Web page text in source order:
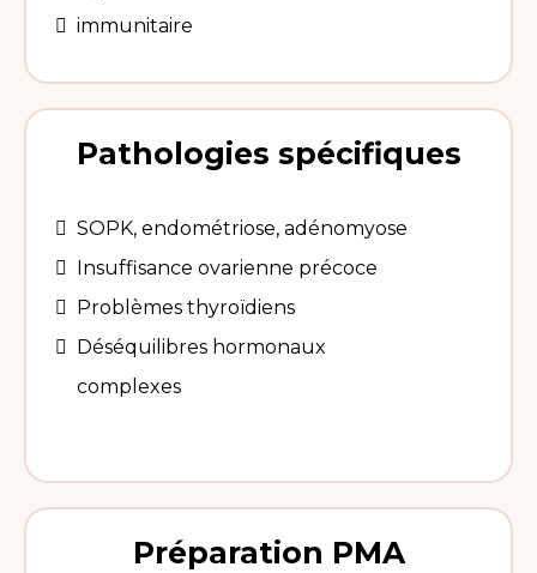
immunitaire
Pathologies spécifiques
SOPK, endométriose, adénomyose
Insuffisance ovarienne précoce
Problèmes thyroïdiens
Déséquilibres hormonaux
complexes
Préparation PMA